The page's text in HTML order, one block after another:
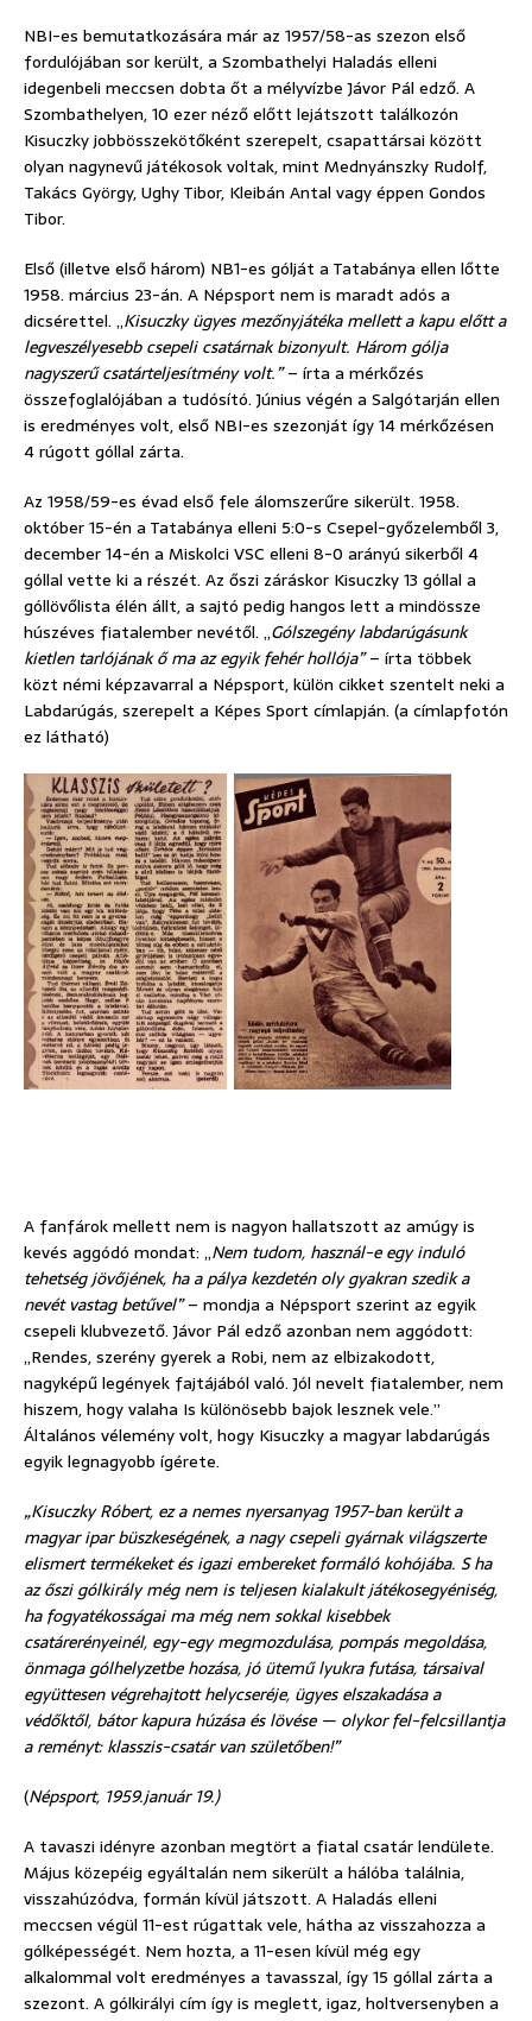
NBI-es bemutatkozására már az 1957/58-as szezon első
fordulójában sor került, a Szombathelyi Haladás elleni
idegenbeli meccsen dobta őt a mélyvízbe Jávor Pál edző. A
Szombathelyen, 10 ezer néző előtt lejátszott találkozón
Kisuczky jobbösszekötőként szerepelt, csapattársai között
olyan nagynevű játékosok voltak, mint Mednyánszky Rudolf,
Takács György, Ughy Tibor, Kleibán Antal vagy éppen Gondos
Tibor.
Első (illetve első három) NB1-es gólját a Tatabánya ellen lőtte
1958. március 23-án. A Népsport nem is maradt adós a
dicsérettel. „Kisuczky ügyes mezőnyjátéka mellett a kapu előtt a
legveszélyesebb csepeli csatárnak bizonyult. Három gólja
nagyszerű csatárteljesítmény volt.”– írta a mérkőzés
összefoglalójában a tudósító. Június végén a Salgótarján ellen
is eredményes volt, első NBI-es szezonját így 14 mérkőzésen
4 rúgott góllal zárta.
Az 1958/59-es évad első fele álomszerűre sikerült. 1958.
október 15-én a Tatabánya elleni 5:0-s Csepel-győzelemből 3,
december 14-én a Miskolci VSC elleni 8-0 arányú sikerből 4
góllal vette ki a részét. Az őszi záráskor Kisuczky 13 góllal a
góllövőlista élén állt, a sajtó pedig hangos lett a mindössze
húszéves fiatalember nevétől. „Gólszegény labdarúgásunk
kietlen tarlójának ő ma az egyik fehér hollója”– írta többek
közt némi képzavarral a Népsport, külön cikket szentelt neki a
Labdarúgás, szerepelt a Képes Sport címlapján. (a címlapfotón
ez látható)
A fanfárok mellett nem is nagyon hallatszott az amúgy is
kevés aggódó mondat: „Nem tudom, használ-e egy induló
tehetség jövőjének, ha a pálya kezdetén oly gyakran szedik a
nevét vastag betűvel”– mondja a Népsport szerint az egyik
csepeli klubvezető. Jávor Pál edző azonban nem aggódott:
„Rendes, szerény gyerek a Robi, nem az elbizakodott,
nagyképű legények fajtájából való. Jól nevelt fiatalember, nem
hiszem, hogy valaha Is különösebb bajok lesznek vele.”
Általános vélemény volt, hogy Kisuczky a magyar labdarúgás
egyik legnagyobb ígérete.
„Kisuczky Róbert, ez a nemes nyersanyag 1957-ban került a
magyar ipar büszkeségének, a nagy csepeli gyárnak világszerte
elismert termékeket és igazi embereket formáló kohójába. S ha
az őszi gólkirály még nem is teljesen kialakult játékosegyéniség,
ha fogyatékosságai ma még nem sokkal kisebbek
csatárerényeinél, egy-egy megmozdulása, pompás megoldása,
önmaga gólhelyzetbe hozása, jó ütemű lyukra futása, társaival
együttesen végrehajtott helycseréje, ügyes elszakadása a
védőktől, bátor kapura húzása és lövése — olykor fel-felcsillantja
a reményt: klasszis-csatár van születőben!”
(Népsport, 1959.január 19.)
A tavaszi idényre azonban megtört a fiatal csatár lendülete.
Május közepéig egyáltalán nem sikerült a hálóba találnia,
visszahúzódva, formán kívül játszott. A Haladás elleni
meccsen végül 11-est rúgattak vele, hátha az visszahozza a
gólképességét. Nem hozta, a 11-esen kívül még egy
alkalommal volt eredményes a tavasszal, így 15 góllal zárta a
szezont. A gólkirályi cím így is meglett, igaz, holtversenyben a